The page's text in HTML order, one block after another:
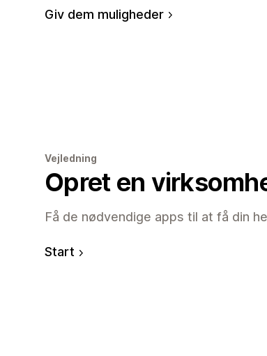
Giv dem muligheder
Vejledning
Opret en
Få de nødvendige apps til at få din
Start